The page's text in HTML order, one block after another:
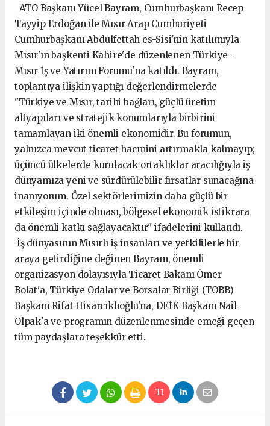
ATO Başkanı Yücel Bayram, Cumhurbaşkanı Recep
Tayyip Erdoğan ile Mısır Arap Cumhuriyeti
Cumhurbaşkanı Abdulfettah es-Sisi'nin katılımıyla
Mısır'ın başkenti Kahire'de düzenlenen Türkiye-
Mısır İş ve Yatırım Forumu'na katıldı. Bayram,
toplantıya ilişkin yaptığı değerlendirmelerde
"Türkiye ve Mısır, tarihi bağları, güçlü üretim
altyapıları ve stratejik konumlarıyla birbirini
tamamlayan iki önemli ekonomidir. Bu forumun,
yalnızca mevcut ticaret hacmini artırmakla kalmayıp;
üçüncü ülkelerde kurulacak ortaklıklar aracılığıyla iş
dünyamıza yeni ve sürdürülebilir fırsatlar sunacağına
inanıyorum. Özel sektörlerimizin daha güçlü bir
etkileşim içinde olması, bölgesel ekonomik istikrara
da önemli katkı sağlayacaktır" ifadelerini kullandı.
İş dünyasının Mısırlı iş insanları ve yetkililerle bir
araya getirdiğine değinen Bayram, önemli
organizasyon dolayısıyla Ticaret Bakanı Ömer
Bolat'a, Türkiye Odalar ve Borsalar Birliği (TOBB)
Başkanı Rifat Hisarcıklıoğlu'na, DEİK Başkanı Nail
Olpak'a ve programın düzenlenmesinde emeği geçen
tüm paydaşlara teşekkür etti.